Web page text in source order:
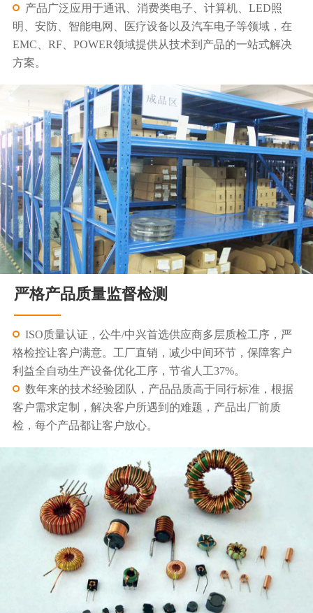
产品广泛应用于通讯、消费类电子、计算机、LED照
明、安防、智能电网、医疗设备以及汽车电子等领域，在
EMC、RF、POWER领域提供从技术到产品的一站式解决
方案。
严格产品质量监督检测
ISO质量认证，公牛/中兴首选供应商多层质检工序，严
格检控让客户满意。工厂直销，减少中间环节，保障客户
利益全自动生产设备优化工序，节省人工37%。
数年来的技术经验团队，产品品质高于同行标准，根据
客户需求定制，解决客户所遇到的难题，产品出厂前质
检，每个产品都让客户放心。